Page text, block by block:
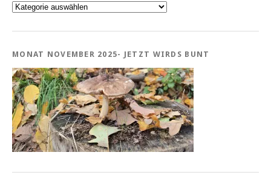
Kategorien
MONAT NOVEMBER 2025- JETZT WIRDS BUNT